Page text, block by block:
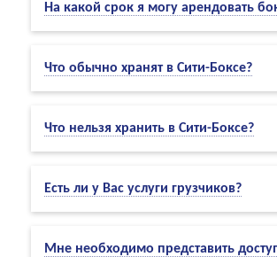
На какой срок я могу арендовать
Что обычно хранят в Сити-Боксе?
Что нельзя хранить в Сити-Боксе?
Есть ли у Вас услуги грузчиков?
Мне необходимо представить